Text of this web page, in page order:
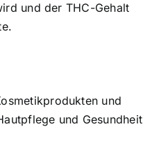
und der THC-Gehalt
und
und Gesundheit